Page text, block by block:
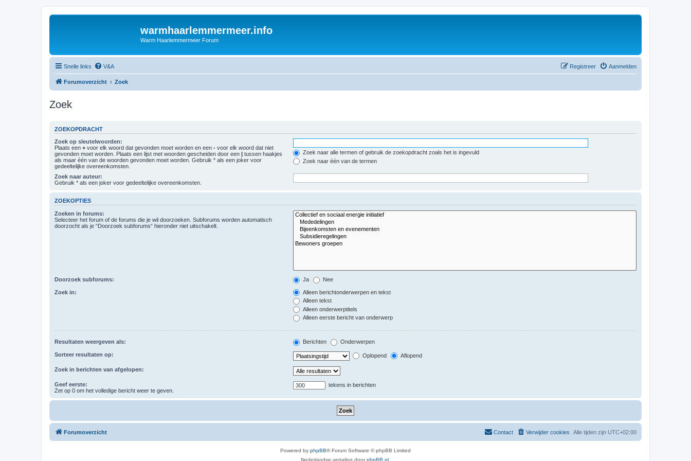
warmhaarlemmermeer.info
Warm Haarlemmermeer Forum
Snelle links V&A Aanmelden
Registreer
Forumoverzicht Zoek
Zoek
ZOEKOPDRACHT
Zoek op sleutelwoorden:
Plaats een + voor elk woord dat gevonden moet worden en een - voor elk woord dat niet
gevonden moet worden. Plaats een lijst met woorden gescheiden door een | tussen haakjes
als maar één van de woorden gevonden moet worden. Gebruik * als een joker voor
gedeeltelijke overeenkomsten.
Zoek naar alle termen of gebruik de zoekopdracht zoals het is ingevuld
Zoek naar één van de termen
Zoek naar auteur:
Gebruik * als een joker voor gedeeltelijke overeenkomsten.
ZOEKOPTIES
Zoeken in forums:
Selecteer het forum of de forums die je wil doorzoeken. Subforums worden automatisch
doorzocht als je “Doorzoek subforums“ hieronder niet uitschakelt.
Doorzoek subforums: Ja Nee
Zoek in:
Alleen berichtonderwerpen en tekst
Alleen tekst
Alleen onderwerptitels
Alleen eerste bericht van onderwerp
Resultaten weergeven als: Berichten Onderwerpen
Sorteer resultaten op: Oplopend Aflopend
Zoek in berichten van afgelopen:
Geef eerste:
Zet op 0 om het volledige bericht weer te geven.
tekens in berichten
Forumoverzicht Alle tijden zijn UTC+02:00
Verwijder cookies
Contact
Powered by phpBB® Forum Software © phpBB Limited
Nederlandse vertaling doorphpBB.nl